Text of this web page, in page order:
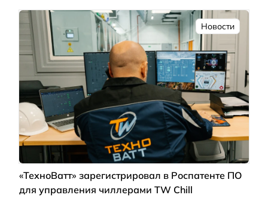
Новости
«ТехноВатт» зарегистрировал в Роспатенте ПО
для управления чиллерами TW Chill